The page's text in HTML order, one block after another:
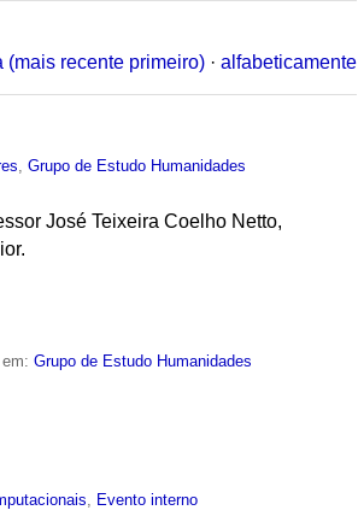
(mais recente primeiro) · alfabeticamente
,Grupo de Estudo Humanidades
José Teixeira Coelho Netto,
em:Grupo de Estudo Humanidades
, Evento interno